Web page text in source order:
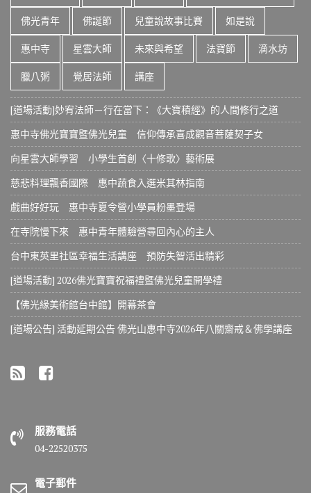
佛光青年 佛誕節 兒童說故事比賽 如是說
惠中寺 星雲大師 未來與希望 法寶節 滴水坊
臘八粥 覺居法師 講座
[道場活動]妙宥法師－行在當下：《大寶積經》的人間修行之道
惠中寺佛光寶寶暨佛光兒童 信仰傳承喜成觀音菩薩契子女
向星雲大師學習 小學生首創〈十修歌〉藝術展
慈悲料理飄香國際 惠中蔬食入選米其林指南
戲曲好好玩 惠中寺夏令營小學員粉墨登場
在寺院慢下來 惠中青年體驗營尋回內心的主人
台中東英里社區幸福生活講座 預防失智活出精彩
[道場活動] 2026佛光寶寶祝福禮暨佛光兒童開學禮
【佛光緣美術館台中館】開幕茶會
[道場公告] 活動延期公告 佛光山惠中寺2026年八關齋戒＆佛學講座
服務電話
04-22520375
電子郵件